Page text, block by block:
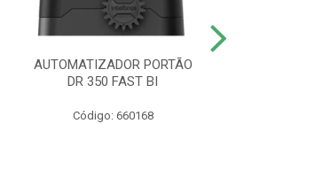
AUTOMATIZADOR PORTÃO
DR 350 FAST BI
Código: 660168